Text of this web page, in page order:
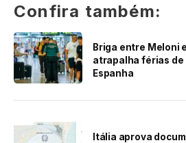
Confira também:
Briga entre Meloni
atrapalha férias de
Espanha
Itália aprova